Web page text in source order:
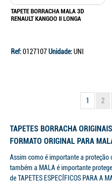
TAPETE BORRACHA MALA 3D
RENAULT KANGOO II LONGA
Ref:0127107Unidade:UNI
1 2
TAPETES BORRACHA
FORMATO ORIGINAL PARA
Assim como é importante a proteção
também a MALA é importante
de TAPETES ESPECÍFICOS PARA A